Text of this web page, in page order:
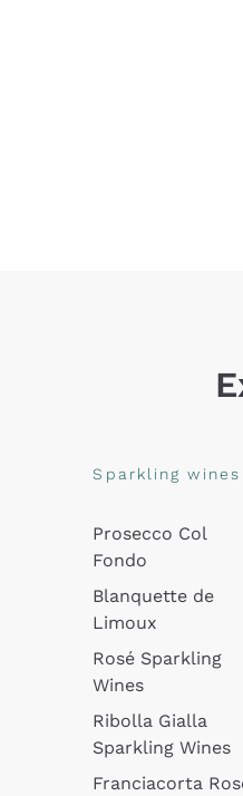
Sparkling wines
Prosecco Col
Fondo
Blanquette de
Limoux
Rosé Sparkling
Wines
Ribolla Gialla
Sparkling Wines
Franciacorta